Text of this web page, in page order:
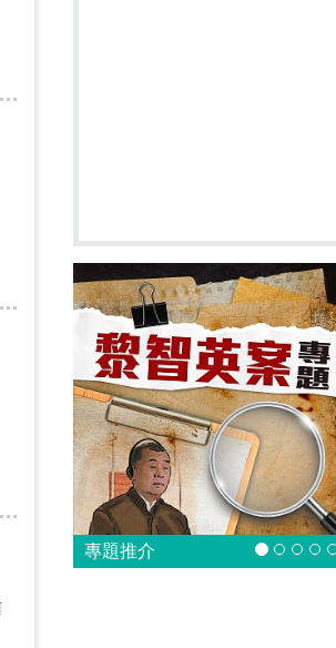
專題推介